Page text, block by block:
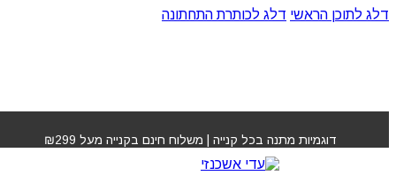
דלג לתוכן הראשי דלג לכותרת התחתונה
דוגמיות מתנה בכל קנייה | משלוח חינם בקנייה מעל ₪299SHAMPOO קיי